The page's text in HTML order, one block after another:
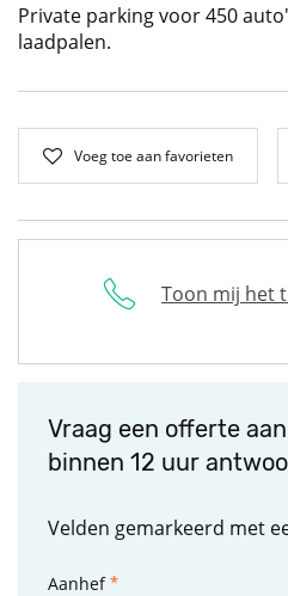
Private parking voor 450
laadpalen.
Voeg toe aan favorieten
Toon mij het
Vraag een offerte
binnen 12 uur
Velden gemarkeerd met
Aanhef